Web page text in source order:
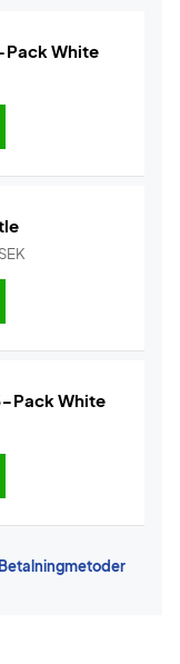
Pack White
SEK
Pack White
Betalningmetoder